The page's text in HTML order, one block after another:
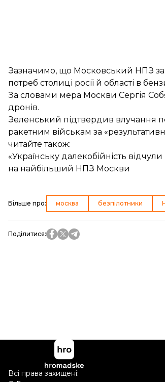
Зазначимо, що Московський НПЗ
потреб столиці росії й області в
За словами мера Москви Сергія
дронів.
Зеленський підтвердив влучання
ракетним військам за
читайте також:
«Українську далекобійність
на найбільший НПЗ Москви
Більше про: москва безпілотники
Поділитися:
Всі права захищені: